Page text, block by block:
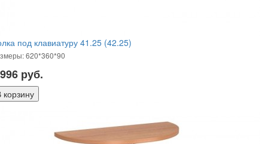
под клавиатуру 41.25 (42.25)
620*360*90
руб.